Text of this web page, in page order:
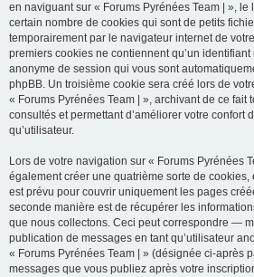
en naviguant sur « Forums Pyrénées Team | »,
certain nombre de cookies qui sont de petits
temporairement par le navigateur internet de
premiers cookies ne contiennent qu’un
anonyme de session qui vous sont
phpBB. Un troisième cookie sera créé lors de
« Forums Pyrénées Team | », archivant de ce fait
consultés et permettant d’améliorer votre confort
qu’utilisateur.
Lors de votre navigation sur « Forums Pyrénées
également créer une quatrième sorte de cookies,
est prévu pour couvrir uniquement les pages
seconde manière est de récupérer les
que nous collectons. Ceci peut correspondre —
publication de messages en tant qu’utilisateur
« Forums Pyrénées Team | » (désignée ci-après
messages que vous publiez après votre